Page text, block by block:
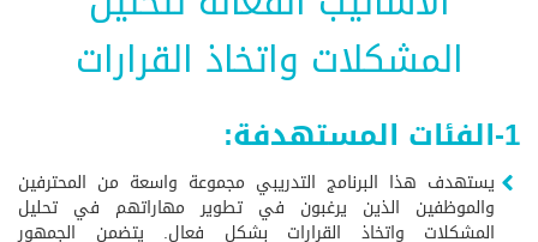
المشكلات واتخاذ القرارات
1-الفئات المستهدفة:
يستهدف هذا البرنامج التدريبي مجموعة واسعة من المحترفين
والموظفين الذين يرغبون في تطوير مهاراتهم في تحليل
المشكلات واتخاذ القرارات بشكل فعال. يتضمن الجمهور